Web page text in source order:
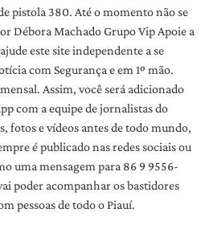
pistola 380. Até o momento não se
Débora Machado Grupo Vip Apoie a
este site independente a se
com Segurança e em 1º mão.
Assim, você será adicionado
com a equipe de jornalistas do
fotos e vídeos antes de todo mundo,
é publicado nas redes sociais ou
uma mensagem para 86 9 9556-
poder acompanhar os bastidores
pessoas de todo o Piauí.